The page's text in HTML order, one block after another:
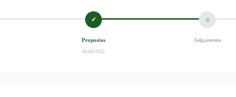
✓
Propostas
02/03/2022
4
Julgamento